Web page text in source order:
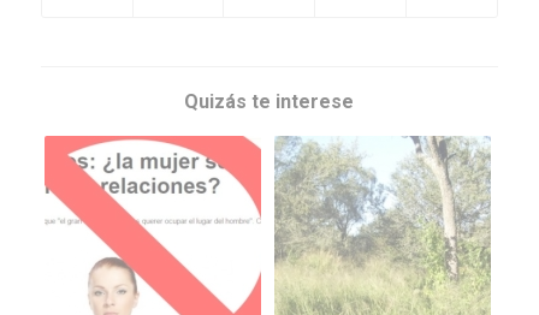
Quizás te interese